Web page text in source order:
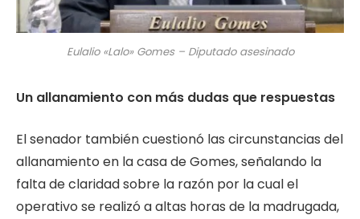
Eulalio «Lalo» Gomes – Diputado asesinado
Un allanamiento con más dudas que respuestas
El senador también cuestionó las circunstancias del
allanamiento en la casa de Gomes, señalando la
falta de claridad sobre la razón por la cual el
operativo se realizó a altas horas de la madrugada,